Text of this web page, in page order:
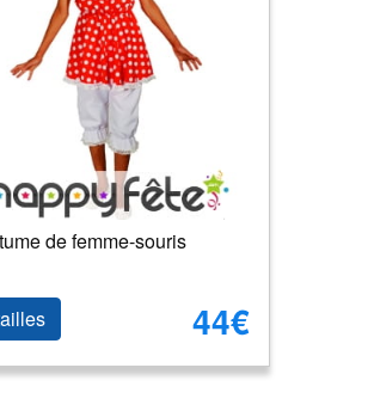
de femme-souris
44€